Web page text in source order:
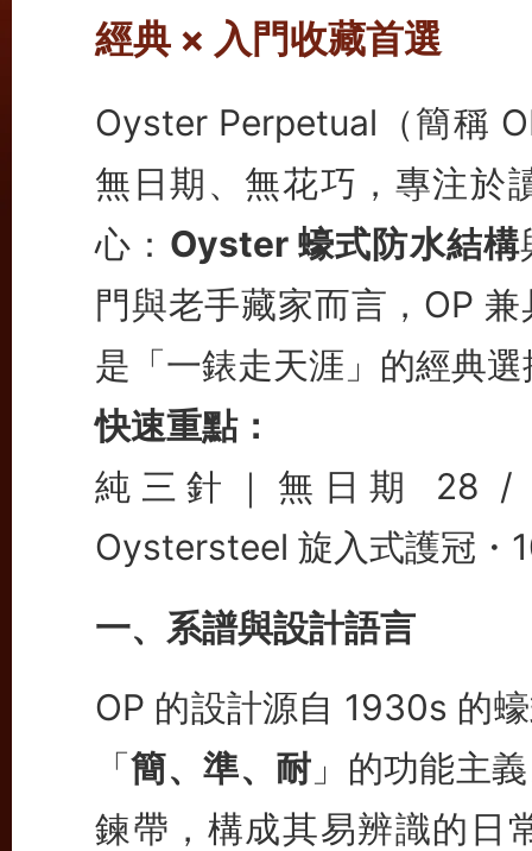
經典 × 入門收藏首選
Oyster Perpetual（簡稱
無日期、無花巧，專注於
心： Oyster 蠔式防水結構
門與老手藏家而言，OP
是「一錶走天涯」的經典選
快速重點：
純三針｜無日期
28 /
Oystersteel 旋入式護冠・
一、系譜與設計語言
OP 的設計源自 1930s 的
「簡、準、耐 」的功能主
鍊帶，構成其易辨識的日